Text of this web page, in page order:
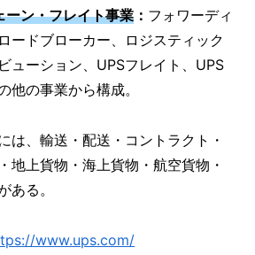
ーン・フレイト事業 ： フォワーディ
ードブローカー、ロジスティック
ューション、UPSフレイト、UPS
他の事業から構成。
は、輸送・配送・コントラクト・
地上貨物・海上貨物・航空貨物・
ある。
www.ups.com/